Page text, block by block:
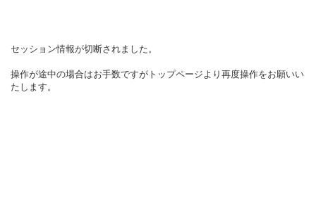
セッション情報が切断されました。
操作が途中の場合はお手数ですがトップページより再度操作をお願いい
たします。